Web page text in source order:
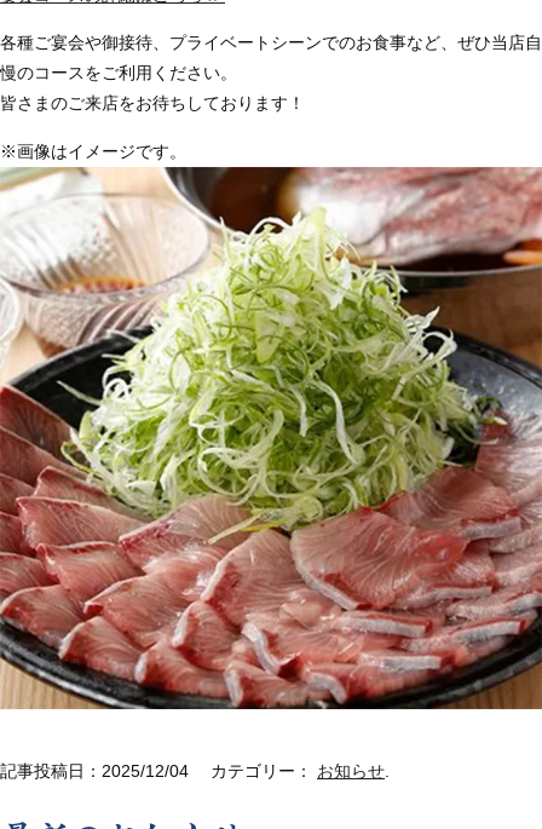
各種ご宴会や御接待、プライベートシーンでのお食事など、ぜひ当店自
慢のコースをご利用ください。
皆さまのご来店をお待ちしております！
※画像はイメージです。
記事投稿日：2025/12/04 カテゴリー： お知らせ